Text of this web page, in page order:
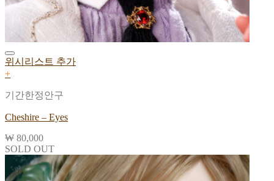
위시리스트 추가
+
기간한정안구
Cheshire – Eyes
₩ 80,000
SOLD OUT